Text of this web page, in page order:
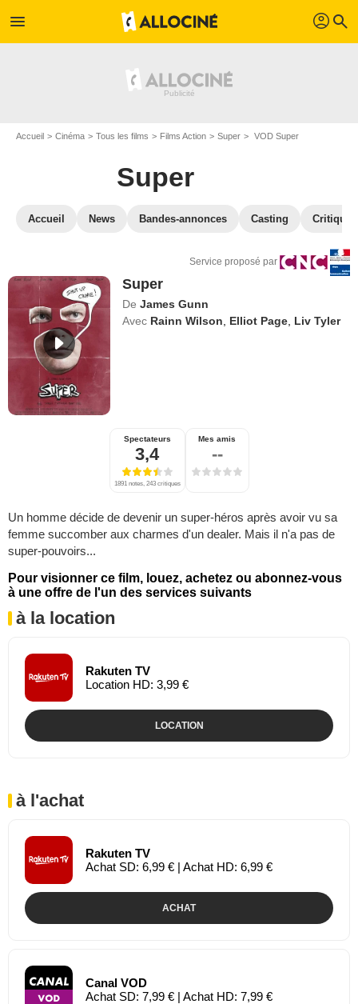
menu profil search
Accueil Cinéma Tous les films Films Action Super VOD Super
Super
Accueil News Bandes-annonces Casting
Service proposé par
Super
De James Gunn
Avec Rainn Wilson Elliot Page Liv Tyler
Spectateurs
3,4
1891 notes, 243 critiques
Mes amis
--
Un homme décide de devenir un super-héros après avoir vu sa
femme succomber aux charmes d'un dealer. Mais il n'a pas de
super-pouvoirs...
Pour visionner ce film, louez, achetez ou abonnez-vous
à une offre de l'un des services suivants
à la location
Rakuten TV
Location HD: 3,99 €
LOCATION
à l'achat
Rakuten TV
Achat SD: 6,99 € | Achat HD: 6,99 €
ACHAT
Canal VOD
Achat SD: 7,99 € | Achat HD: 7,99 €